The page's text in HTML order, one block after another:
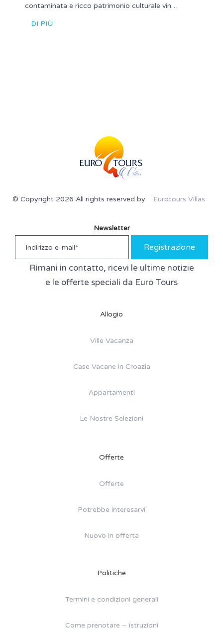
contaminata e ricco patrimonio culturale vin…
DI PIÙ
© Copyright 2026 All rights reserved by Eurotours Villas
Newsletter
Registrazione
Rimani in contatto, ricevi le ultime notizie
e le offerte speciali da Euro Tours
Allogio
Ville Vacanza
Case Vacane in Croazia
Appartamenti
Le Nostre Selezioni
Offerte
Offerte
Potrebbe interesarvi
Nuovo in offerta
Politiche
Termini e condizioni generali
Come prenotare – istruzioni